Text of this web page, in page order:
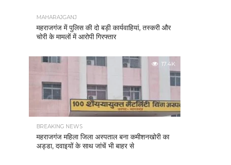
MAHARAJGANJ
महराजगंज में पुलिस की दो बड़ी कार्यवाहियां, तस्करी और
चोरी के मामलों में आरोपी गिरफ्तार
17.4K
BREAKING NEWS
महराजगंज महिला जिला अस्पताल बना कमीशनखोरी का
अड्डा, दवाइयों के साथ जांचें भी बाहर से